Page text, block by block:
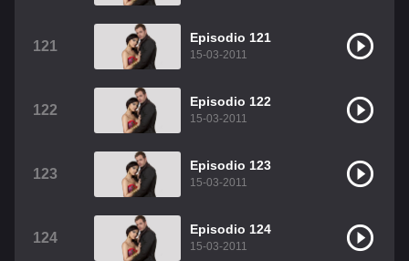
121
Episodio 121
15-03-2011
122
Episodio 122
15-03-2011
123
Episodio 123
15-03-2011
124
Episodio 124
15-03-2011